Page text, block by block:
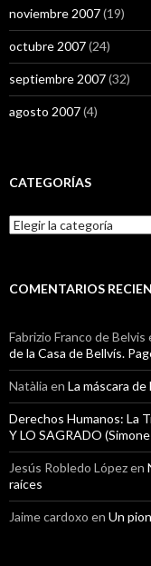
noviembre 2007(19)
octubre 2007(24)
septiembre 2007(32)
agosto 2007(4)
CATEGORÍAS
Categorías
COMENTARIOS
Fabrizio Franco de Belvis
de la Casa de Bellvís.
Natàlia en La máscara de
Derechos Humanos: La
Y LO SAGRADO
Jesús Robledo Lópezen
raíces
Jaime cardoxo en Un